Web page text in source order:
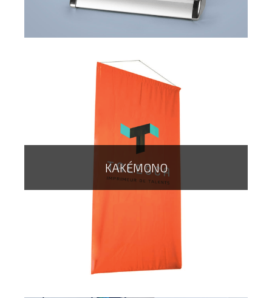
Le mini roll up est le présentoir innovant qui permet de
communiquer au sein de votre magasin, salon pour la
KAKÉMONO